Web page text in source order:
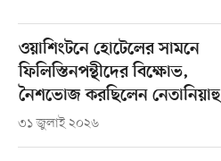
ওয়াশিংটনে হোটেলের সামনে
ফিলিস্তিনপন্থীদের বিক্ষোভ,
নৈশভোজ করছিলেন নেতানিয়াহু
৩১ জুলাই ২০২৬